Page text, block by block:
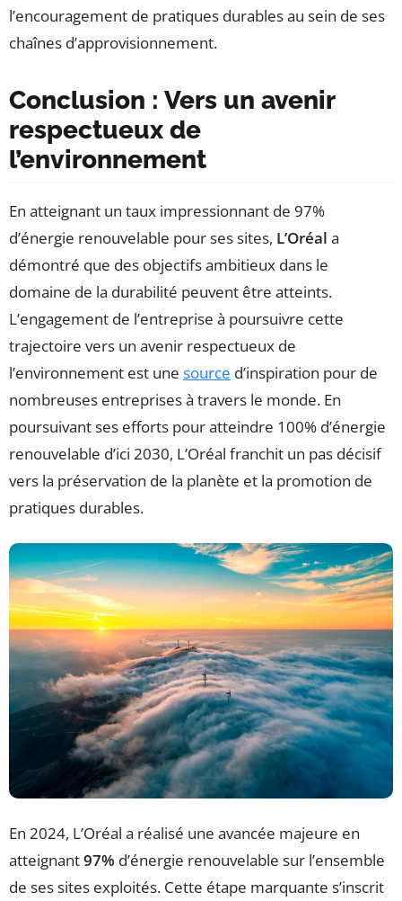
l’encouragement de pratiques durables au sein de ses
chaînes d’approvisionnement.
Conclusion : Vers un avenir
respectueux de
l’environnement
En atteignant un taux impressionnant de 97%
d’énergie renouvelable pour ses sites, L’Oréal a
démontré que des objectifs ambitieux dans le
domaine de la durabilité peuvent être atteints.
L’engagement de l’entreprise à poursuivre cette
trajectoire vers un avenir respectueux de
l’environnement est une source d’inspiration pour de
nombreuses entreprises à travers le monde. En
poursuivant ses efforts pour atteindre 100% d’énergie
renouvelable d’ici 2030, L’Oréal franchit un pas décisif
vers la préservation de la planète et la promotion de
pratiques durables.
En 2024, L’Oréal a réalisé une avancée majeure en
atteignant97% d’énergie renouvelable sur l’ensemble
de ses sites exploités. Cette étape marquante s’inscrit